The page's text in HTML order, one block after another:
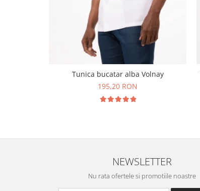
Tunica bucatar alba Volnay
195,20 RON
NEWSLETTER
Nu rata ofertele si promotiile noastre